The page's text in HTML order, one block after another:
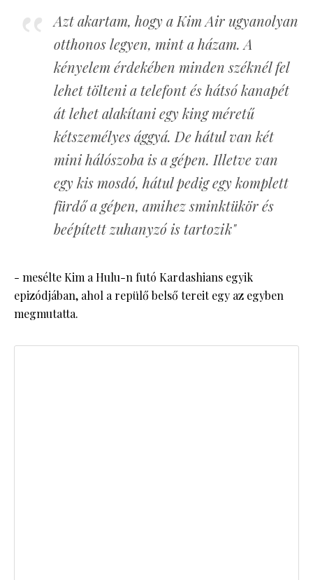
Azt akartam, hogy a Kim Air ugyanolyan
otthonos legyen, mint a házam. A
kényelem érdekében minden széknél fel
lehet tölteni a telefont és hátsó kanapét
át lehet alakítani egy king méretű
kétszemélyes ággyá. De hátul van két
mini hálószoba is a gépen. Illetve van
egy kis mosdó, hátul pedig egy komplett
fürdő a gépen, amihez sminktükör és
beépített zuhanyzó is tartozik"
- mesélte Kim a Hulu-n futó Kardashians egyik
epizódjában, ahol a repülő belső tereit egy az egyben
megmutatta.